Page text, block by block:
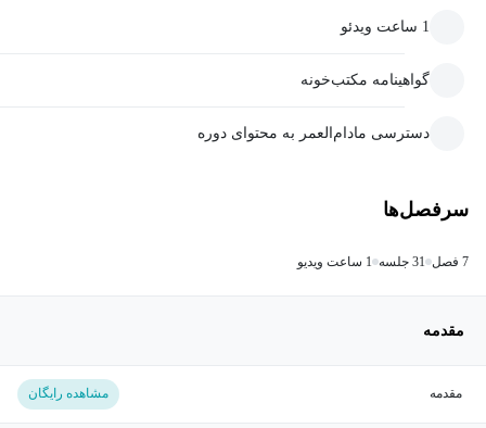
1 ساعت ویدئو
گواهینامه مکتب‌خونه
دسترسی مادام‌العمر به محتوای دوره
سرفصل‌ها
7 فصل 31 جلسه 1 ساعت ویدیو
مقدمه
مقدمه مشاهده رایگان